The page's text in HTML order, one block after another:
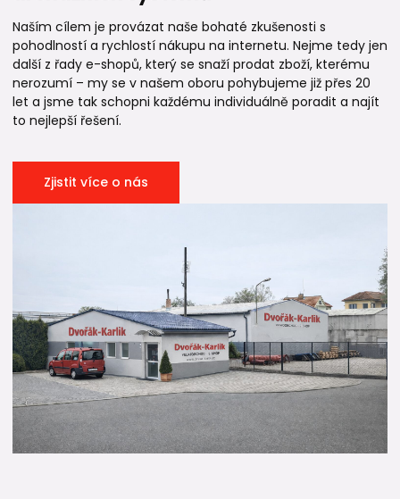
Naším cílem je provázat naše bohaté zkušenosti s
pohodlností a rychlostí nákupu na internetu. Nejme tedy jen
další z řady e-shopů, který se snaží prodat zboží, kterému
nerozumí – my se v našem oboru pohybujeme již přes 20
let a jsme tak schopni každému individuálně poradit a najít
to nejlepší řešení.
Zjistit více o nás